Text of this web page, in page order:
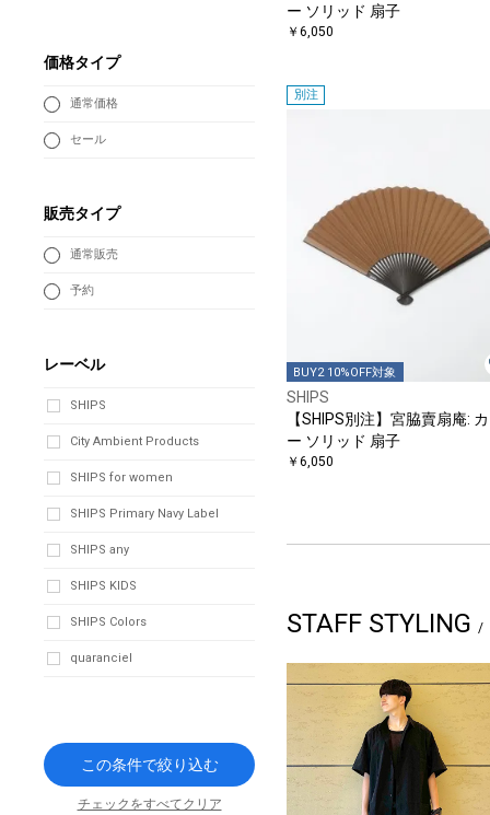
ー ソリッド 扇子
￥6,050
別注
BUY2 10%OFF対象
SHIPS
【SHIPS別注】宮脇賣扇庵:
ー ソリッド 扇子
￥6,050
STAFF STYLING
価格タイプ
通常価格
セール
販売タイプ
通常販売
予約
レーベル
SHIPS
City Ambient Products
SHIPS for women
SHIPS Primary Navy Label
SHIPS any
SHIPS KIDS
SHIPS Colors
quaranciel
この条件で絞り込む
チェックをすべてクリア